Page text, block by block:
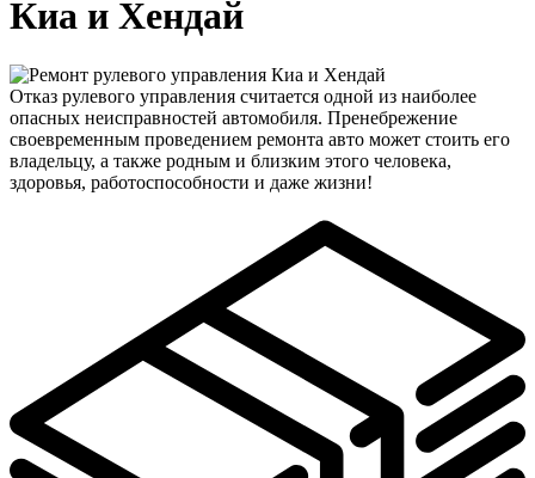
Киа и Хендай
Отказ рулевого управления считается одной из наиболее
опасных неисправностей автомобиля. Пренебрежение
своевременным проведением ремонта авто может стоить его
владельцу, а также родным и близким этого человека,
здоровья, работоспособности и даже жизни!